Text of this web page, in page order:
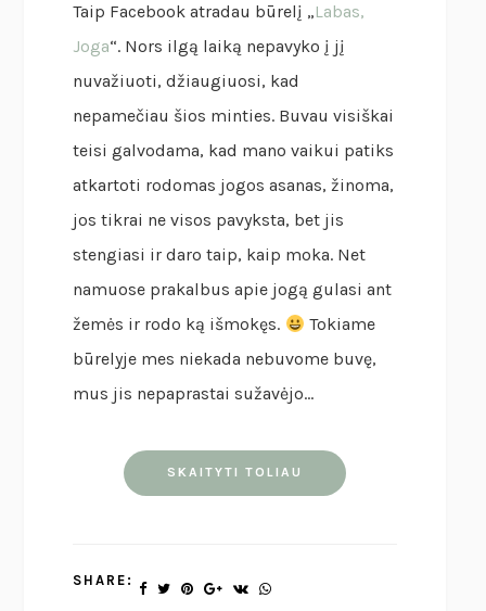
Taip Facebook atradau būrelį „Labas,
Joga“. Nors ilgą laiką nepavyko į jį
nuvažiuoti, džiaugiuosi, kad
nepamečiau šios minties. Buvau visiškai
teisi galvodama, kad mano vaikui patiks
atkartoti rodomas jogos asanas, žinoma,
jos tikrai ne visos pavyksta, bet jis
stengiasi ir daro taip, kaip moka. Net
namuose prakalbus apie jogą gulasi ant
žemės ir rodo ką išmokęs.
Tokiame
būrelyje mes niekada nebuvome buvę,
mus jis nepaprastai sužavėjo…
SKAITYTI TOLIAU
SHARE: